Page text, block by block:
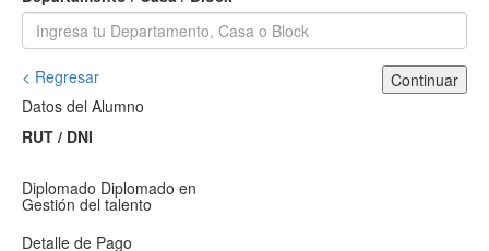
< Regresar
Continuar
Datos del Alumno
RUT / DNI
Diplomado Diplomado en
Gestión del talento
Detalle de Pago